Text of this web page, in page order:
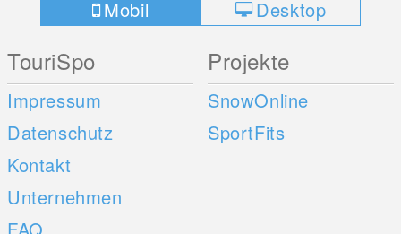
Mobil Desktop
TouriSpo
Impressum
Datenschutz
Kontakt
Unternehmen
Projekte
SnowOnline
SportFits